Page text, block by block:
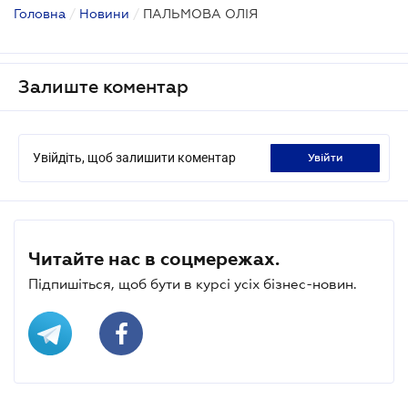
Головна / Новини / ПАЛЬМОВА ОЛІЯ
Залиште коментар
Увійдіть, щоб залишити коментар увійти
Читайте нас в соцмережах.
Підпишіться, щоб бути в курсі усіх бізнес-новин.